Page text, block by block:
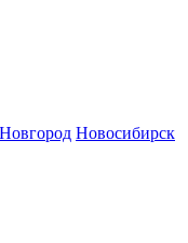
Новосибирск